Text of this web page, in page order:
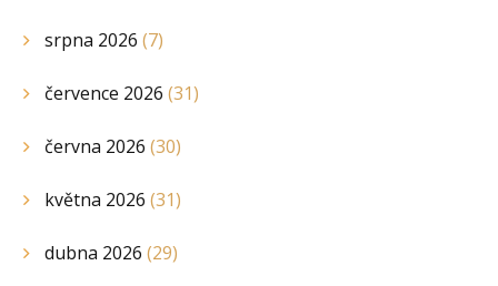
srpna 2026 (7)
července 2026 (31)
června 2026 (30)
května 2026 (31)
dubna 2026 (29)